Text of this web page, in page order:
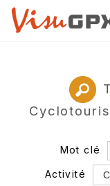
Mot clé
Activité